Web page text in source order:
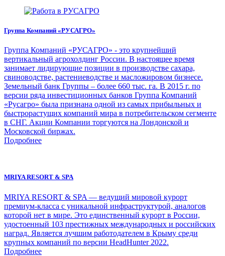
Группа Компаний «РУСАГРО»
Группа Компаний «РУСАГРО» - это крупнейший
вертикальный агрохолдинг России. В настоящее время
занимает лидирующие позиции в производстве сахара,
свиноводстве, растениеводстве и масложировом бизнесе.
Земельный банк Группы – более 660 тыс. га. В 2015 г. по
версии ряда инвестиционных банков Группа Компаний
«Русагро» была признана одной из самых прибыльных и
быстрорастущих компаний мира в потребительском сегменте
в СНГ. Акции Компании торгуются на Лондонской и
Московской биржах.
Подробнее
MRIYA RESORT & SPA
MRIYA RESORT & SPA — ведущий мировой курорт
премиум-класса с уникальной инфраструктурой, аналогов
которой нет в мире. Это единственный курорт в России,
удостоенный 103 престижных международных и российских
наград. Является лучшим работодателем в Крыму среди
крупных компаний по версии HeadHunter 2022.
Подробнее